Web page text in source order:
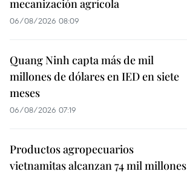
mecanización agrícola
06/08/2026 08:09
Quang Ninh capta más de mil
millones de dólares en IED en siete
meses
06/08/2026 07:19
Productos agropecuarios
vietnamitas alcanzan 74 mil millones